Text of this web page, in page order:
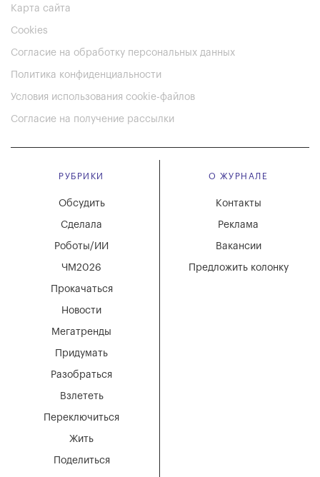
Карта сайта
Cookies
Согласие на обработку персональных данных
Политика конфиденциальности
Условия использования cookie-файлов
Согласие на получение рассылки
РУБРИКИ
Мегатренды
Придумать
Разобраться
Взлететь
Новости
Переключиться
Жить
Поделиться
Обсудить
Сделала
Роботы/ИИ
ЧМ2026
Прокачаться
О ЖУРНАЛЕ
Вакансии
Реклама
Контакты
Предложить колонку